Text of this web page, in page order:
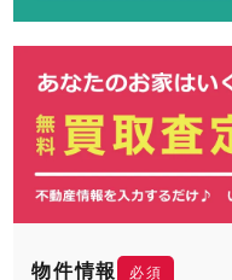
物件情報 必須